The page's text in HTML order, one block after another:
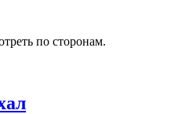
по сторонам.